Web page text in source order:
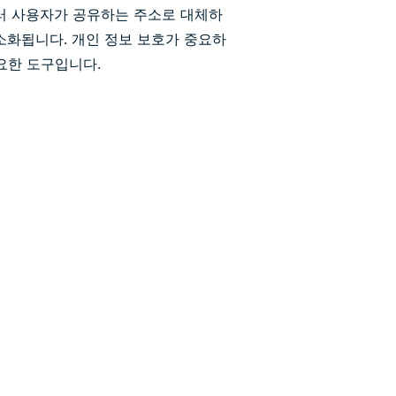
사용자가 공유하는 주소로 대체하
됩니다. 개인 정보 보호가 중요하
한 도구입니다.